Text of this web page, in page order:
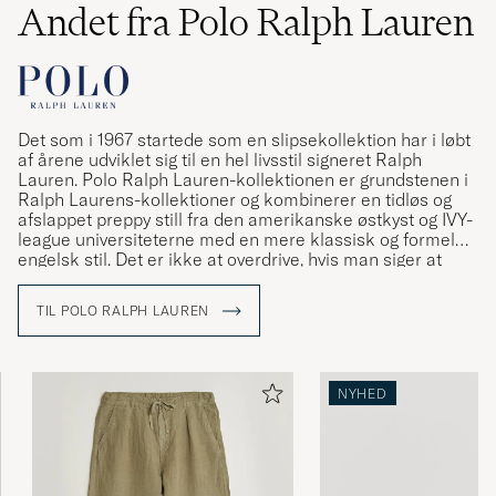
Andet fra Polo Ralph Lauren
Det som i 1967 startede som en slipsekollektion har i løbt
af årene udviklet sig til en hel livsstil signeret Ralph
Lauren. Polo Ralph Lauren-kollektionen er grundstenen i
Ralph Laurens-kollektioner og kombinerer en tidløs og
afslappet preppy still fra den amerikanske østkyst og IVY-
league universiteterne med en mere klassisk og formel
engelsk stil. Det er ikke at overdrive, hvis man siger at
Ralph Lauren har været med til at definere den
TIL POLO RALPH LAUREN
NYHED